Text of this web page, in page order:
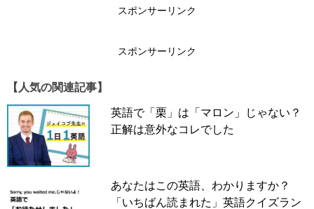
スポンサーリンク
スポンサーリンク
スポンサーリンク
【人気の関連記事】
英語で「栗」は「マロン」じゃない？
正解は意外なコレでした
あなたはこの英語、わかりますか？
「いちばん読まれた」英語クイズラン